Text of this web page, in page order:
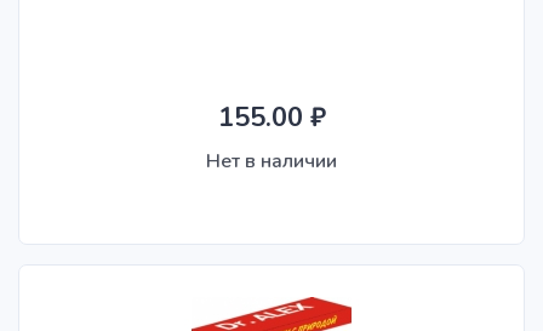
155.00 ₽
Нет в наличии